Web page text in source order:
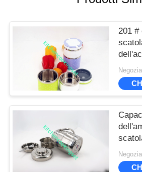
taking the time to set it up
visual clarity is fantastic
correctly. The manual
finding that sweet spot
No more eye strain during
recommend taking the time to
properly!""The Pico 4's visual
once you dial in the IPD
adjustment is smooth, and
makes all the difference. No
during long sessions. Highly r
201 #
con il
di